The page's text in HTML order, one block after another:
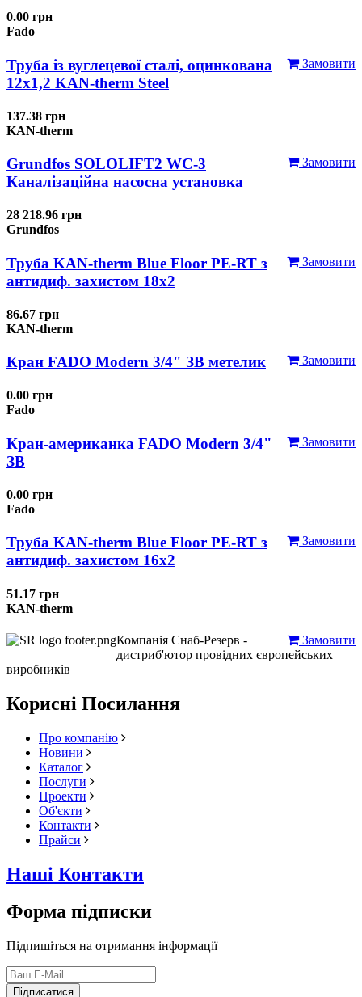
0.00 грн
Fado
Замовити
Труба із вуглецевої сталі, оцинкована
12x1,2 KAN-therm Steel
137.38 грн
KAN-therm
Замовити
Grundfos SOLOLIFT2 WC-3
Каналізаційна насосна установка
28 218.96 грн
Grundfos
Замовити
Труба KAN-therm Blue Floor PE-RT з
антидиф. захистом 18х2
86.67 грн
KAN-therm
Замовити
Кран FADO Modern 3/4" ЗВ метелик
0.00 грн
Fado
Замовити
Кран-американка FADO Modern 3/4"
ЗВ
0.00 грн
Fado
Замовити
Труба KAN-therm Blue Floor PE-RT з
антидиф. захистом 16х2
51.17 грн
KAN-therm
Замовити
Компанія Снаб-Резерв -
дистриб'ютор провідних європейських
виробників
Корисні Посилання
Про компанію
Новини
Каталог
Послуги
Проекти
Об'єкти
Контакти
Прайси
Наші Контакти
Форма підписки
Підпишіться на отримання інформації
Підписатися